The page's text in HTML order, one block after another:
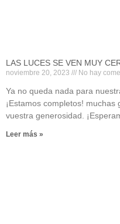
LAS LUCES SE VEN MUY
noviembre 20, 2023 No hay
Ya no queda nada para
¡Estamos completos!
vuestra generosidad.
Leer más »